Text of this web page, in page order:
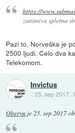
https://
zanimiva spletna
Pazi to, Norveška je
2500 ljudi. Celo dva
Telekomom.
Invictus
::25. sep 2017,
Oberyn je25. sep 2017